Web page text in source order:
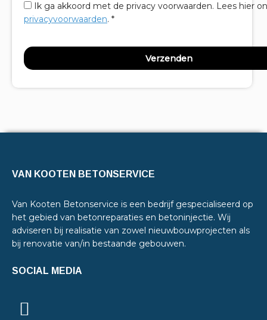
Ik ga akkoord met de privacy voorwaarden. Lees hier
privacyvoorwaarden. *
VAN KOOTEN BETONSERVICE
Van Kooten Betonservice is een bedrijf gespecialiseerd op
het gebied van betonreparaties en betoninjectie. Wij
adviseren bij realisatie van zowel nieuwbouwprojecten als
bij renovatie van/in bestaande gebouwen.
SOCIAL MEDIA